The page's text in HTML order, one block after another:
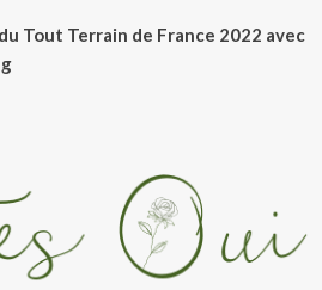
Tout Terrain de France 2022 avec